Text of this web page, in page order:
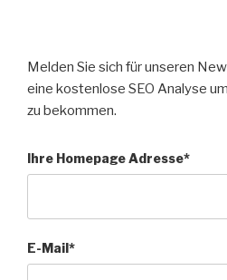
Melden Sie sich für unseren
eine kostenlose SEO Analyse
zu bekommen.
Ihre Homepage Adresse*
E-Mail*